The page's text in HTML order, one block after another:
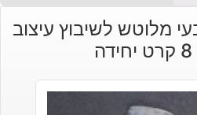
מלוטש לשיבוץ עיצוב